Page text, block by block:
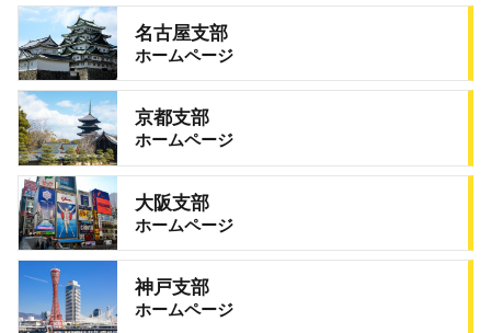
名古屋支部
ホームページ
京都支部
ホームページ
大阪支部
ホームページ
神戸支部
ホームページ